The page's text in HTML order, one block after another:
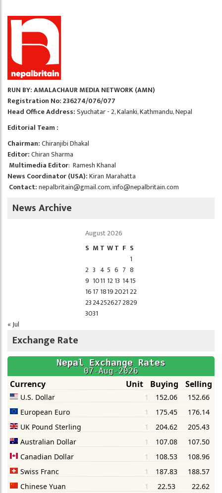
RUN BY: AMALACHAUR MEDIA NETWORK (AMN)
Registration No: 236274/076/077
Head Office Address:Syuchatar - 2, Kalanki, Kathmandu, Nepal
Editorial Team :
Chairman:Chiranjibi Dhakal
Editor:Chiran Sharma
Multimedia Editor: Ramesh Khanal
News Coordinator (USA):Kiran Marahatta
Contact:nepalbritain@gmail.com,info@nepalbritain.com
News Archive
August 2026
S M T WT F S
1
2 3 4 5 6 7 8
9 1011 12 13 1415
1617 1819202122
23242526272829
3031
« Jul
Exchange Rate